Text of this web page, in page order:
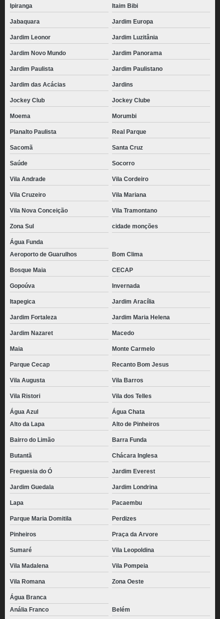
Ipiranga Itaim Bibi
Jabaquara Jardim Europa
Jardim Leonor Jardim Luzitânia
Jardim Novo Mundo Jardim Panorama
Jardim Paulista Jardim Paulistano
Jardim das Acácias Jardins
Jockey Club Jockey Clube
Moema Morumbi
Planalto Paulista Real Parque
Sacomã Santa Cruz
Saúde Socorro
Vila Andrade Vila Cordeiro
Vila Cruzeiro Vila Mariana
Vila Nova Conceição Vila Tramontano
Zona Sul cidade monções
Água Funda
Aeroporto de Guarulhos
Bom Clima
Bosque Maia CECAP
Gopoúva Invernada
Itapegica Jardim Aracília
Jardim Fortaleza Jardim Maria Helena
Jardim Nazaret Macedo
Maia Monte Carmelo
Parque Cecap Recanto Bom Jesus
Vila Augusta Vila Barros
Vila Ristori Vila dos Telles
Água Azul
Água Chata
Alto da Lapa
Alto de Pinheiros
Bairro do Limão Barra Funda
Butantã Chácara Inglesa
Freguesia do Ó Jardim Everest
Jardim Guedala Jardim Londrina
Lapa Pacaembu
Parque Maria Domitila Perdizes
Pinheiros Praça da Arvore
Sumaré Vila Leopoldina
Vila Madalena Vila Pompeia
Vila Romana Zona Oeste
Água Branca
Anália Franco
Belém